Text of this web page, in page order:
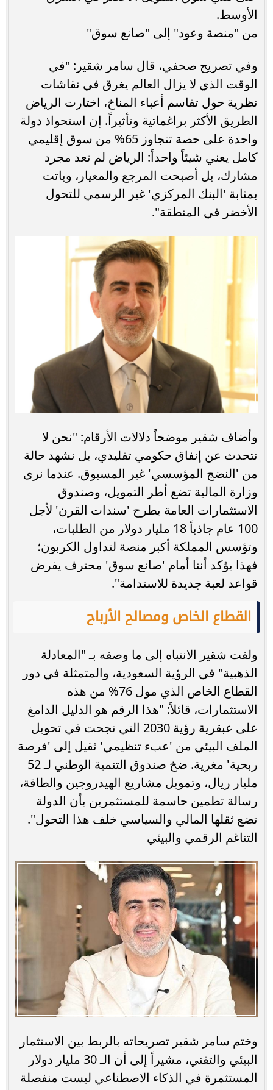
الأوسط.
من "منصة وعود" إلى "صانع سوق"
وفي تصريح صحفي، قال سامر شقير: "في
الوقت الذي لا يزال العالم يغرق في نقاشات
نظرية حول تقاسم أعباء المناخ، اختارت الرياض
الطريق الأكثر براغماتية وتأثيراً. إن استحواذ دولة
واحدة على حصة تتجاوز 65% من سوق إقليمي
كامل يعني شيئاً واحداً: الرياض لم تعد مجرد
مشارك، بل أصبحت المرجع والمعيار، وباتت
بمثابة 'البنك المركزي' غير الرسمي للتحول
الأخضر في المنطقة".
وأضاف شقير موضحاً دلالات الأرقام: "نحن لا
نتحدث عن إنفاق حكومي تقليدي، بل نشهد حالة
من 'النضج المؤسسي' غير المسبوق. عندما نرى
وزارة المالية تضع أطر التمويل، وصندوق
الاستثمارات العامة يطرح 'سندات القرن' لأجل
100 عام جاذباً 18 مليار دولار من الطلبات،
وتؤسس المملكة أكبر منصة لتداول الكربون؛
فهذا يؤكد أننا أمام 'صانع سوق' محترف يفرض
قواعد لعبة جديدة للاستدامة".
القطاع الخاص ومصالح الأرباح
ولفت شقير الانتباه إلى ما وصفه بـ "المعادلة
الذهبية" في الرؤية السعودية، والمتمثلة في دور
القطاع الخاص الذي مول 76% من هذه
الاستثمارات، قائلاً: "هذا الرقم هو الدليل الدامغ
على عبقرية رؤية 2030 التي نجحت في تحويل
الملف البيئي من 'عبء تنظيمي' ثقيل إلى 'فرصة
ربحية' مغرية. ضخ صندوق التنمية الوطني لـ 52
مليار ريال، وتمويل مشاريع الهيدروجين والطاقة،
رسالة تطمين حاسمة للمستثمرين بأن الدولة
تضع ثقلها المالي والسياسي خلف هذا التحول".
التناغم الرقمي والبيئي
وختم سامر شقير تصريحاته بالربط بين الاستثمار
البيئي والتقني، مشيراً إلى أن الـ 30 مليار دولار
المستثمرة في الذكاء الاصطناعي ليست منفصلة